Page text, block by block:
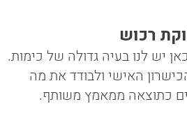
רכוש
יש לנו בעיה גדולה של כימות.
האישי ולבודד את מה
כתוצאה ממאמץ משותף.